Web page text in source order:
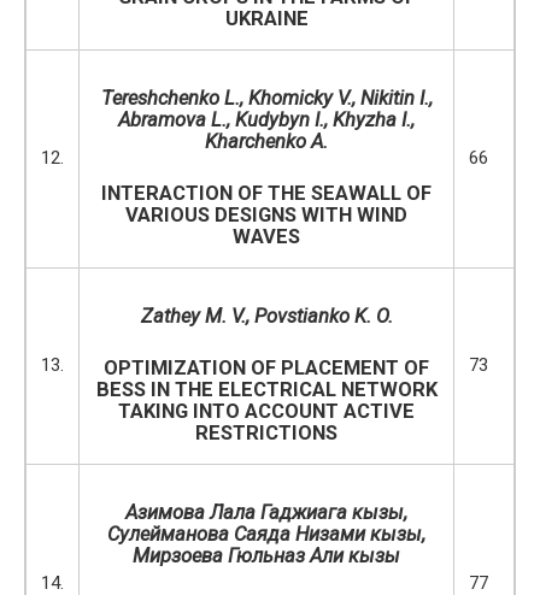
UKRAINE
12.
Tereshchenko L., Khomicky V., Nikitin I.,
Abramova L., Kudybyn I., Khyzha I.,
Kharchenko A.
INTERACTION OF THE SEAWALL OF
VARIOUS DESIGNS WITH WIND
WAVES
66
13.
Zathey M. V., Povstianko K. O.
OPTIMIZATION OF PLACEMENT OF
BESS IN THE ELECTRICAL NETWORK
TAKING INTO ACCOUNT ACTIVE
RESTRICTIONS
73
14.
Азимова Лала Гаджиага кызы,
Сулейманова Саяда Низами кызы,
Мирзоева Гюльназ Али кызы
77